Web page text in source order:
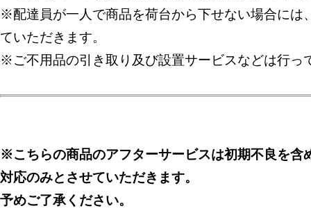
※配達員が一人で商品を荷台から下せない場合には
ていただきます。
※ご不用品の引き取り及び設置サービスなどは行っ
※こちらの商品のアフターサービスは初期不良を含
対応のみとさせていただきます。
予めご了承ください。